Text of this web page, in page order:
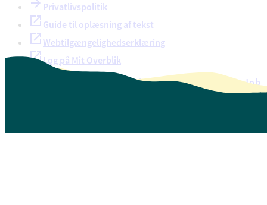
Privatlivspolitik
Guide til oplæsning af tekst
Webtilgængelighedserklæring
Log på Mit Overblik
Oversigt over selvbetjeningJob